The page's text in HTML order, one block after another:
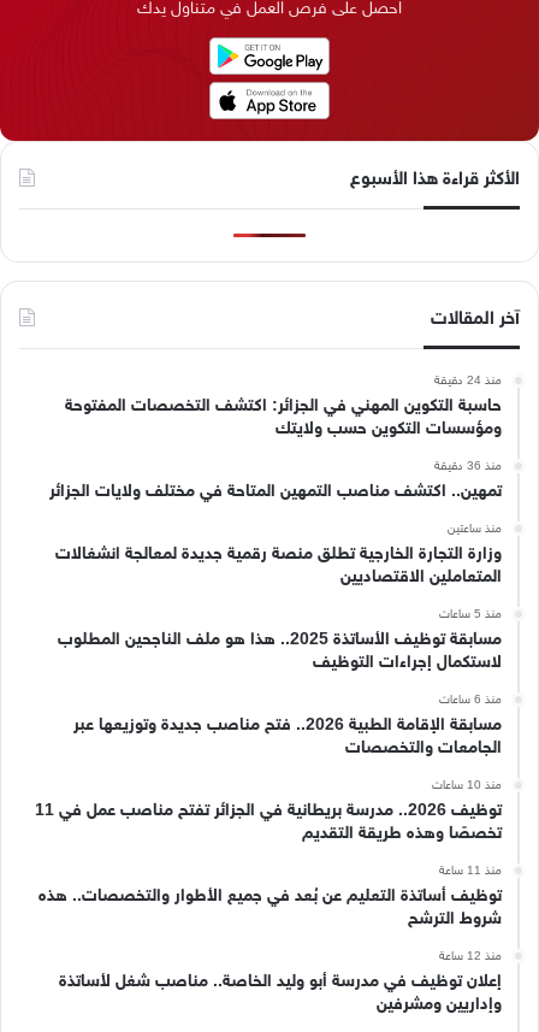
ن
ا
م
احصل على فرص العمل في متناول يدك
الأكثر قراءة هذا الأسبوع
آخر المقالات
منذ 24 دقيقة
حاسبة التكوين المهني في الجزائر: اكتشف التخصصات المفتوحة
ومؤسسات التكوين حسب ولايتك
منذ 36 دقيقة
تمهين.. اكتشف مناصب التمهين المتاحة في مختلف ولايات الجزائر
منذ ساعتين
وزارة التجارة الخارجية تطلق منصة رقمية جديدة لمعالجة انشغالات
المتعاملين الاقتصاديين
منذ 5 ساعات
مسابقة توظيف الأساتذة 2025.. هذا هو ملف الناجحين المطلوب
لاستكمال إجراءات التوظيف
منذ 6 ساعات
مسابقة الإقامة الطبية 2026.. فتح مناصب جديدة وتوزيعها عبر
الجامعات والتخصصات
منذ 10 ساعات
توظيف 2026.. مدرسة بريطانية في الجزائر تفتح مناصب عمل في 11
تخصصًا وهذه طريقة التقديم
منذ 11 ساعة
توظيف أساتذة التعليم عن بُعد في جميع الأطوار والتخصصات.. هذه
شروط الترشح
منذ 12 ساعة
إعلان توظيف في مدرسة أبو وليد الخاصة.. مناصب شغل لأساتذة
وإداريين ومشرفين